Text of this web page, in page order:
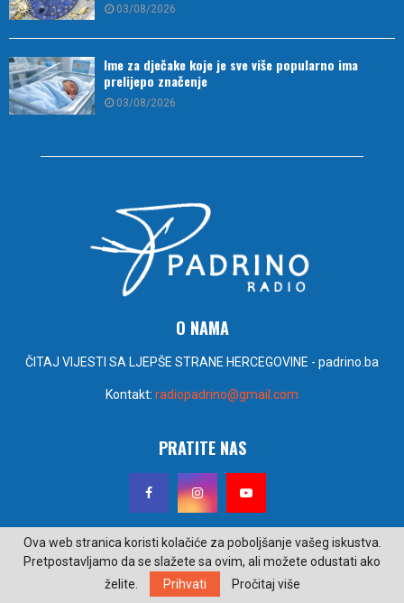
03/08/2026
Ime za dječake koje je sve više popularno ima
prelijepo značenje
03/08/2026
O NAMA
ČITAJ VIJESTI SA LJEPŠE STRANE HERCEGOVINE - padrino.ba
Kontakt: radiopadrino@gmail.com
PRATITE NAS
@2022 - padrino.ba. Sva prava zadržana. Izrada i održavanje Poseidon
design.
Ova web stranica koristi kolačiće za poboljšanje vašeg iskustva.
Pretpostavljamo da se slažete sa ovim, ali možete odustati ako
želite.
Prihvati Pročitaj više